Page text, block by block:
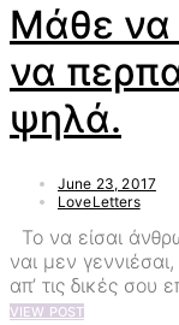
Μάθε να
να
ψηλά.
June 23, 2017
LoveLetters
Το να είσαι
ναι μεν
απ’ τις δικές σου
VIEW POST